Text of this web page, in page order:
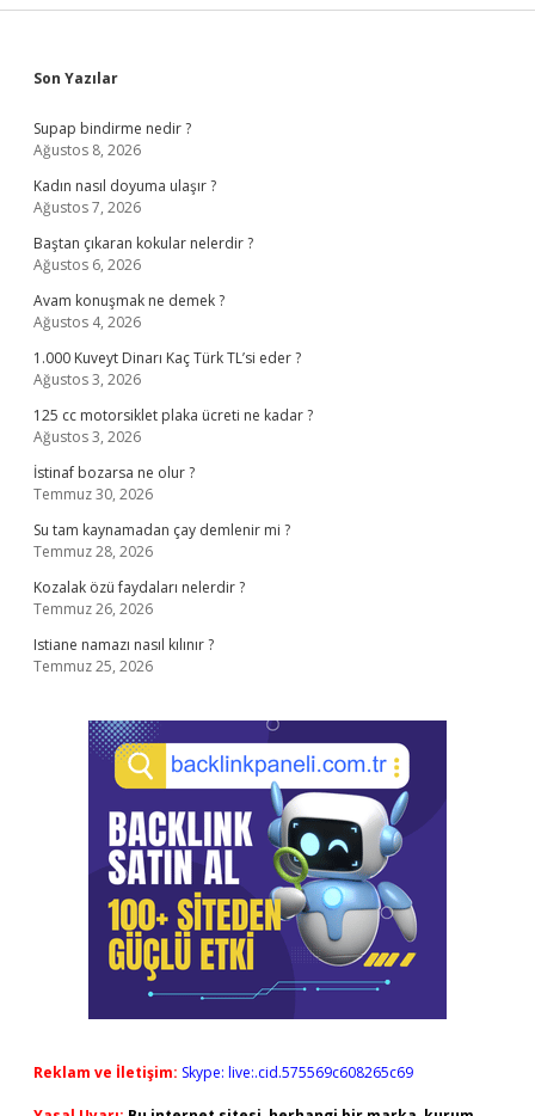
Sidebar
Son Yazılar
Supap bindirme nedir ?
Ağustos 8, 2026
Kadın nasıl doyuma ulaşır ?
Ağustos 7, 2026
Baştan çıkaran kokular nelerdir ?
Ağustos 6, 2026
Avam konuşmak ne demek ?
Ağustos 4, 2026
1.000 Kuveyt Dinarı Kaç Türk TL’si eder ?
Ağustos 3, 2026
125 cc motorsiklet plaka ücreti ne kadar ?
Ağustos 3, 2026
İstinaf bozarsa ne olur ?
Temmuz 30, 2026
Su tam kaynamadan çay demlenir mi ?
Temmuz 28, 2026
Kozalak özü faydaları nelerdir ?
Temmuz 26, 2026
Istiane namazı nasıl kılınır ?
Temmuz 25, 2026
Reklam ve İletişim: Skype: live:.cid.575569c608265c69